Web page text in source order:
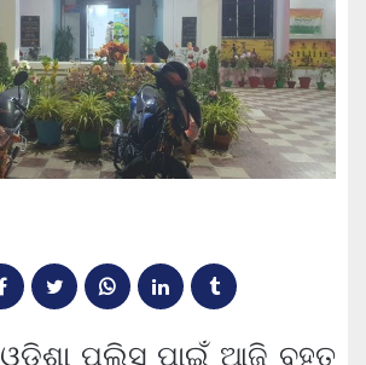
ଓଡିଶା ପୁଲିସ ପାଇଁ ଆଜି ବହୁତ